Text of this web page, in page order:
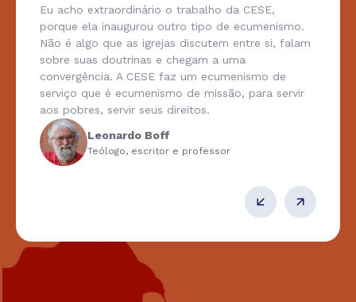
Eu acho extraordinário o trabalho da CESE,
porque ela inaugurou outro tipo de ecumenismo.
Não é algo que as igrejas discutem entre si, falam
sobre suas doutrinas e chegam a uma
convergência. A CESE faz um ecumenismo de
serviço que é ecumenismo de missão, para servir
aos pobres, servir seus direitos.
Leonardo Boff
Teólogo, escritor e professor